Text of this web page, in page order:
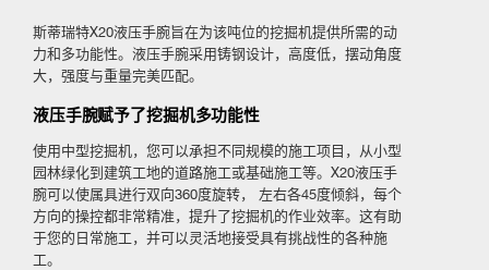
斯蒂瑞特X20液压手腕旨在为该吨位的挖掘机提供所需的动
力和多功能性。液压手腕采用铸钢设计，高度低，摆动角度
大，强度与重量完美匹配。
液压手腕赋予了挖掘机多功能性
使用中型挖掘机，您可以承担不同规模的施工项目，从小型
园林绿化到建筑工地的道路施工或基础施工等。X20液压手
腕可以使属具进行双向360度旋转， 左右各45度倾斜，每个
方向的操控都非常精准，提升了挖掘机的作业效率。这有助
于您的日常施工，并可以灵活地接受具有挑战性的各种施
工。